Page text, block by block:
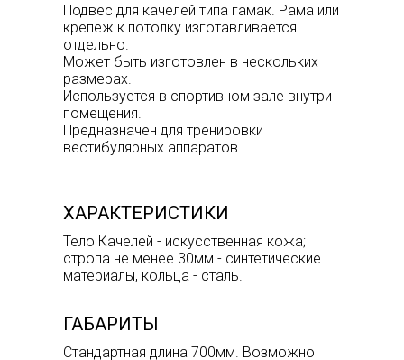
Подвес для качелей типа гамак. Рама или
крепеж к потолку изготавливается
отдельно.
Может быть изготовлен в нескольких
размерах.
Используется в спортивном зале внутри
помещения.
Предназначен для тренировки
вестибулярных аппаратов.
ХАРАКТЕРИСТИКИ
Тело Качелей - искусственная кожа;
стропа не менее 30мм - синтетические
материалы, кольца - сталь.
ГАБАРИТЫ
Стандартная длина 700мм. Возможно